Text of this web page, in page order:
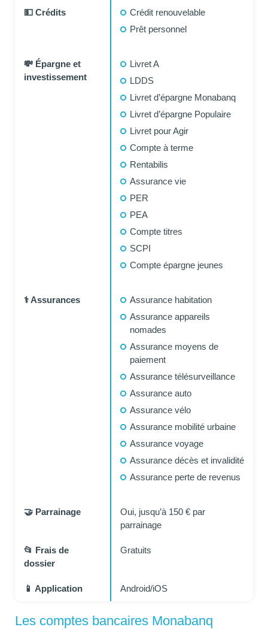
💵 Crédits
Crédit renouvelable
Prêt personnel
💸 Épargne et
investissement
Livret A
LDDS
Livret d’épargne Monabanq
Livret d’épargne Populaire
Livret pour Agir
Compte à terme
Rentabilis
Assurance vie
PER
PEA
Compte titres
SCPI
Compte épargne jeunes
⚕️ Assurances
Assurance habitation
Assurance appareils
nomades
Assurance moyens de
paiement
Assurance télésurveillance
Assurance auto
Assurance vélo
Assurance mobilité urbaine
Assurance voyage
Assurance décès et invalidité
Assurance perte de revenus
🤝 Parrainage
Oui, jusqu’à 150 € par
parrainage
📂 Frais de
dossier
Gratuits
📱 Application Android/iOS
Les comptes bancaires Monabanq